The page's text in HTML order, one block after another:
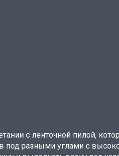
с ленточной пилой,
под разными углами с